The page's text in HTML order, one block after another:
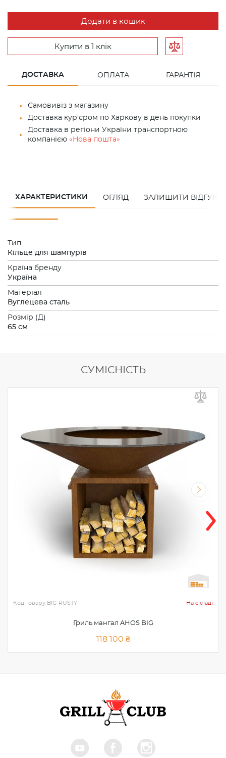
Додати в кошик
Купити в 1 клік
ДОСТАВКА ОПЛАТА ГАРАНТІЯ
Самовивіз з магазину
Доставка кур'єром по Харкову в день покупки
Доставка в регіони України транспортною
компанією «Нова пошта»
ХАРАКТЕРИСТИКИ ОГЛЯД ЗАЛИШИТИ ВІДГУК
Тип
Кільце для шампурів
Країна бренду
Україна
Матеріал
Вуглецева сталь
Розмiр (Д)
65 см
СУМІСНІСТЬ
Код товару BIG RUSTY На складі
Гриль мангал AHOS BIG
118 100 ₴